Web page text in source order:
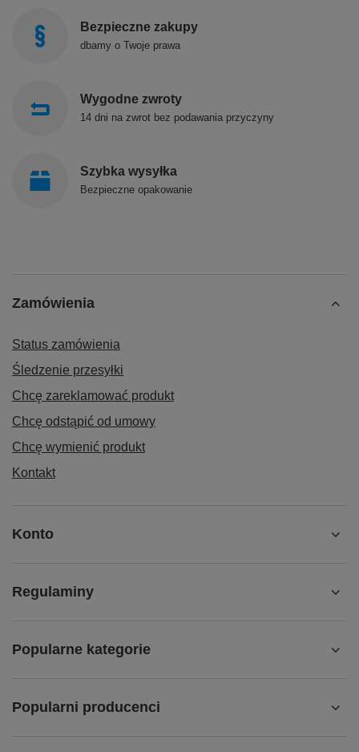
Bezpieczne zakupy
dbamy o Twoje prawa
Wygodne zwroty
14 dni na zwrot bez podawania przyczyny
Szybka wysyłka
Bezpieczne opakowanie
Zamówienia
Status zamówienia
Śledzenie przesyłki
Chcę zareklamować produkt
Chcę odstąpić od umowy
Chcę wymienić produkt
Kontakt
Konto
Regulaminy
Popularne kategorie
Popularni producenci